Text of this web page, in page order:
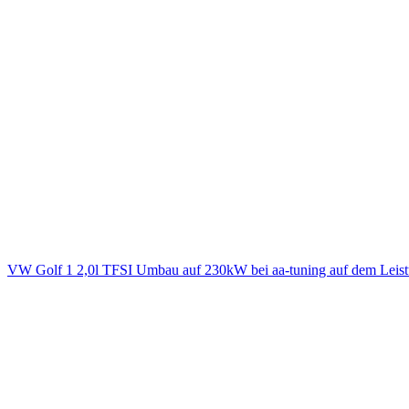
VW Golf 1 2,0l TFSI Umbau auf 230kW bei aa-tuning auf dem